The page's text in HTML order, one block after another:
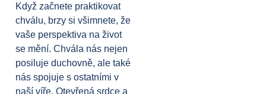
Když začnete praktikovat
chválu, brzy si všimnete, že
vaše perspektiva na život
se mění. Chvála nás nejen
posiluje duchovně, ale také
nás spojuje s ostatními v
naší víře. Otevřená srdce a